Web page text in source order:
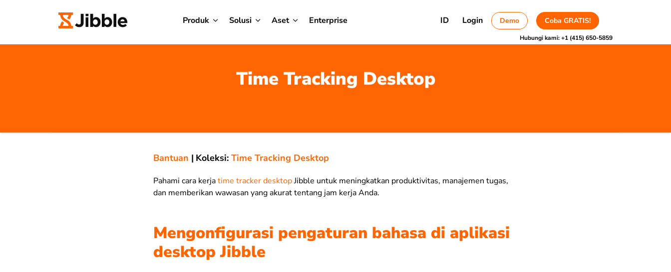
Produk Solusi Aset Enterprise ID Login Demo Coba GRATIS!
Hubungi kami:+1 (415) 650-5859
Time Tracking Desktop
Bantuan | Koleksi: Time Tracking Desktop
Pahami cara kerjatime tracker desktopJibble untuk meningkatkan produktivitas, manajemen tugas,
dan memberikan wawasan yang akurat tentang jam kerja Anda.
Mengonfigurasi pengaturan bahasa di aplikasi
desktop Jibble